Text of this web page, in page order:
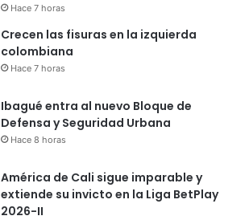
Hace 7 horas
Crecen las fisuras en la izquierda
colombiana
Hace 7 horas
Ibagué entra al nuevo Bloque de
Defensa y Seguridad Urbana
Hace 8 horas
América de Cali sigue imparable y
extiende su invicto en la Liga BetPlay
2026-II